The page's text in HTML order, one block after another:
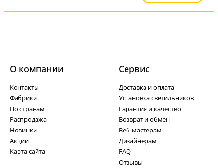
О компании
Контакты
Фабрики
По странам
Распродажа
Новинки
Акции
Карта сайта
Cервис
Доставка и оплата
Установка светильников
Гарантия и качество
Возврат и обмен
Веб-мастерам
Дизайнерам
FAQ
Отзывы